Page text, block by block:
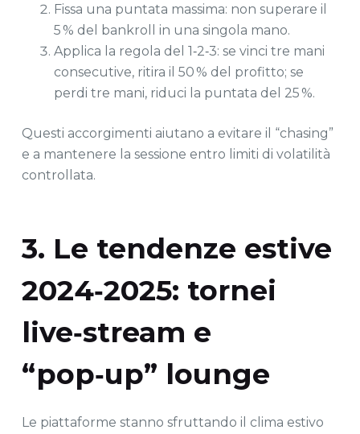
Fissa una puntata massima: non superare il
5 % del bankroll in una singola mano.
Applica la regola del 1‑2‑3: se vinci tre mani
consecutive, ritira il 50 % del profitto; se
perdi tre mani, riduci la puntata del 25 %.
Questi accorgimenti aiutano a evitare il “chasing”
e a mantenere la sessione entro limiti di volatilità
controllata.
3. Le tendenze estive
2024‑2025: tornei
live‑stream e
“pop‑up” lounge
Le piattaforme stanno sfruttando il clima estivo